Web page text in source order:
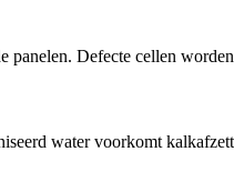
panelen. Defecte cellen
water voorkomt